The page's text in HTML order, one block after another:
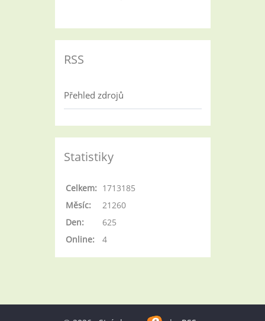
RSS
Přehled zdrojů
Statistiky
Online: 4
Celkem: 1713185
Měsíc:
21260
Den:
625